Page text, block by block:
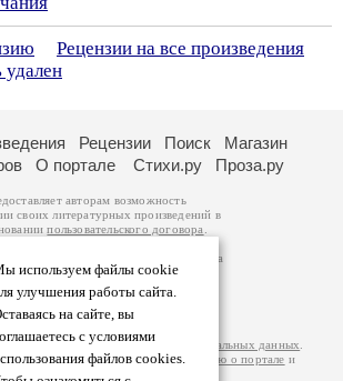
Рецензии на все произведения
удален
используем файлы cookie
улучшения работы сайта.
на сайте, вы
с условиями
файлов cookies.
Рецензии Поиск
Магазин
О портале Стихи.ру Проза.ру
авторам возможность
своих литературных произведений в
пользовательского договора
произведения принадлежат авторам
. Перепечатка произведений возможна
автора, к которому вы можете
странице. Ответственность за
несут самостоятельно на
изаконодательства
Политики обработки персональных данных
более подробнуюинформацию о портале и